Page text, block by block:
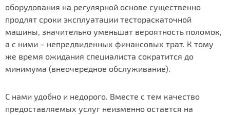
оборудования на регулярной основе существенно
продлят сроки эксплуатации тестораскаточной
машины, значительно уменьшат вероятность поломок,
а с ними – непредвиденных финансовых трат. К тому
же время ожидания специалиста сократится до
минимума (внеочередное обслуживание).
С нами удобно и недорого. Вместе с тем качество
предоставляемых услуг неизменно остается на